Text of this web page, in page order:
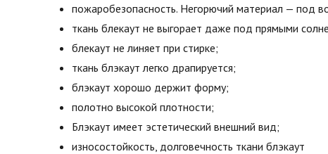
пожаробезопасность. Негорючий материал — под
ткань блекаут не выгорает даже под прямыми
блекаут не линяет при стирке;
ткань блэкаут легко драпируется;
блэкаут хорошо держит форму;
полотно высокой плотности;
Блэкаут имеет эстетический внешний вид;
износостойкость, долговечность ткани блэкаут